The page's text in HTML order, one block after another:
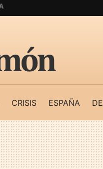
CRISIS ESPAÑA